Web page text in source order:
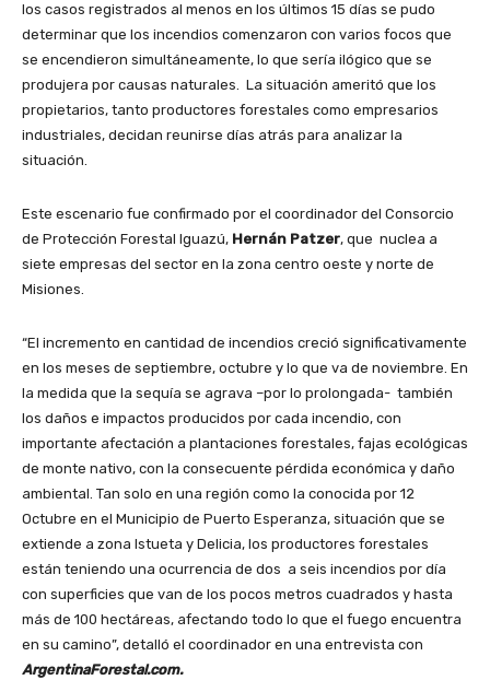
los casos registrados al menos en los últimos 15 días se pudo
determinar que los incendios comenzaron con varios focos que
se encendieron simultáneamente, lo que sería ilógico que se
produjera por causas naturales. La situación ameritó que los
propietarios, tanto productores forestales como empresarios
industriales, decidan reunirse días atrás para analizar la
situación.
Este escenario fue confirmado por el coordinador del Consorcio
de Protección Forestal Iguazú, Hernán Patzer, que nuclea a
siete empresas del sector en la zona centro oeste y norte de
Misiones.
“El incremento en cantidad de incendios creció significativamente
en los meses de septiembre, octubre y lo que va de noviembre. En
la medida que la sequía se agrava –por lo prolongada- también
los daños e impactos producidos por cada incendio, con
importante afectación a plantaciones forestales, fajas ecológicas
de monte nativo, con la consecuente pérdida económica y daño
ambiental. Tan solo en una región como la conocida por 12
Octubre en el Municipio de Puerto Esperanza, situación que se
extiende a zona Istueta y Delicia, los productores forestales
están teniendo una ocurrencia de dos a seis incendios por día
con superficies que van de los pocos metros cuadrados y hasta
más de 100 hectáreas, afectando todo lo que el fuego encuentra
en su camino”, detalló el coordinador en una entrevista con
ArgentinaForestal.com.